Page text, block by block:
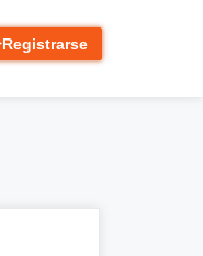
Registrarse